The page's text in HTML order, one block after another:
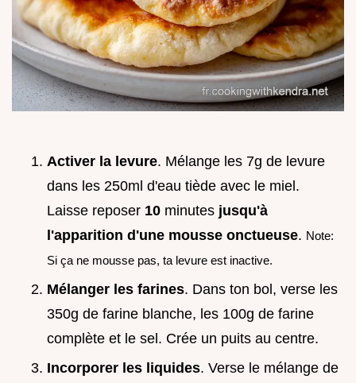
Activer la levure. Mélange les 7g de levure
dans les 250ml d'eau tiède avec le miel.
Laisse reposer 10 minutes jusqu'à
l'apparition d'une mousse onctueuse. Note:
Si ça ne mousse pas, ta levure est inactive.
Mélanger les farines. Dans ton bol, verse les
350g de farine blanche, les 100g de farine
complète et le sel. Crée un puits au centre.
Incorporer les liquides. Verse le mélange de